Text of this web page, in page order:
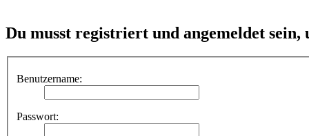
Du musst registriert und angemeldet
Benutzername:
Passwort: